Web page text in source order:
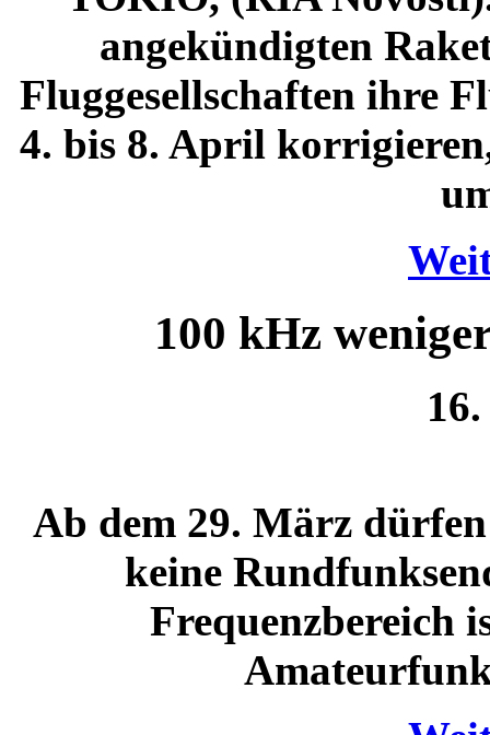
angekündigten
Fluggesellschaften ihre
4. bis 8. April
100 kHz
Ab dem 29. März
keine
Frequenzbereich